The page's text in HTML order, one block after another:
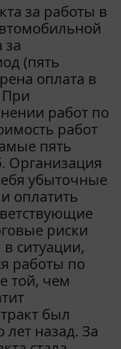
за работы в
за
(пять
оплата в
работ по
работ
пять
Организация
убыточные
оплатить
риски
ситуации,
работы по
той, чем
был
назад. За